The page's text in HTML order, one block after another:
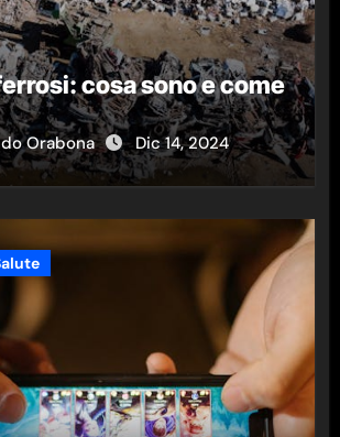
cosa sono e come
Orabona Dic 14, 2024